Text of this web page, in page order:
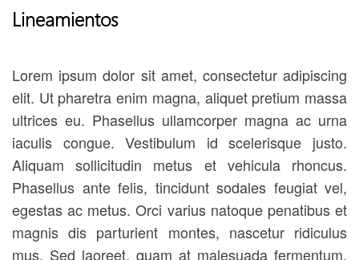
Lineamientos
Lorem ipsum dolor sit amet, consectetur adipiscing
elit. Ut pharetra enim magna, aliquet pretium massa
ultrices eu. Phasellus ullamcorper magna ac urna
iaculis congue. Vestibulum id scelerisque justo.
Aliquam sollicitudin metus et vehicula rhoncus.
Phasellus ante felis, tincidunt sodales feugiat vel,
egestas ac metus. Orci varius natoque penatibus et
magnis dis parturient montes, nascetur ridiculus
mus. Sed laoreet, quam at malesuada fermentum,